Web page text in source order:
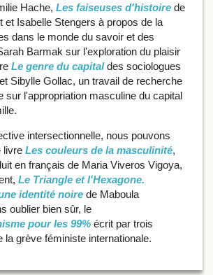
Hache, Les faiseuses d'histoire de
et Isabelle Stengers à propos de la
dans le monde du savoir et des
Barmak sur l'exploration du plaisir
Le genre du capitaldes sociologues
Sibylle Gollac, un travail de recherche
sur l'appropriation masculine du capital
intersectionnelle, nous pouvons
livre Les couleurs de la masculinité,
en français de Maria Viveros Vigoya,
Le Triangle et l'Hexagone.
identité noire de Maboula
oublier bien sûr, le
pour les 99% écrit par trois
la grève féministe internationale.